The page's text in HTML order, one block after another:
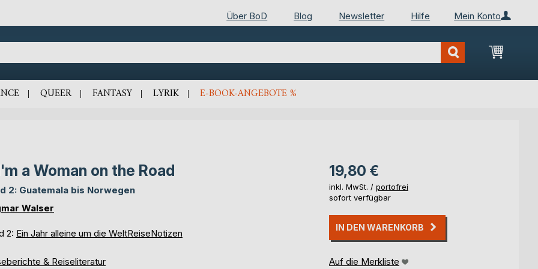
Mein Konto
Über BoD Blog Newsletter Hilfe
Mein
QUEER FANTASY LYRIK E-BOOK-ANGEBOTE %
a Woman on the Road
2: Guatemala bis Norwegen
Walser
2: Ein Jahr alleine um die WeltReiseNotizen
& Reiseliteratur
19,80 €
inkl. MwSt. / portofrei
sofort verfügbar
IN DEN WARENKORB
Auf die Merkliste